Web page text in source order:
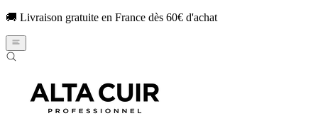
🚚 Livraison gratuite en France dès 60€ d'achat